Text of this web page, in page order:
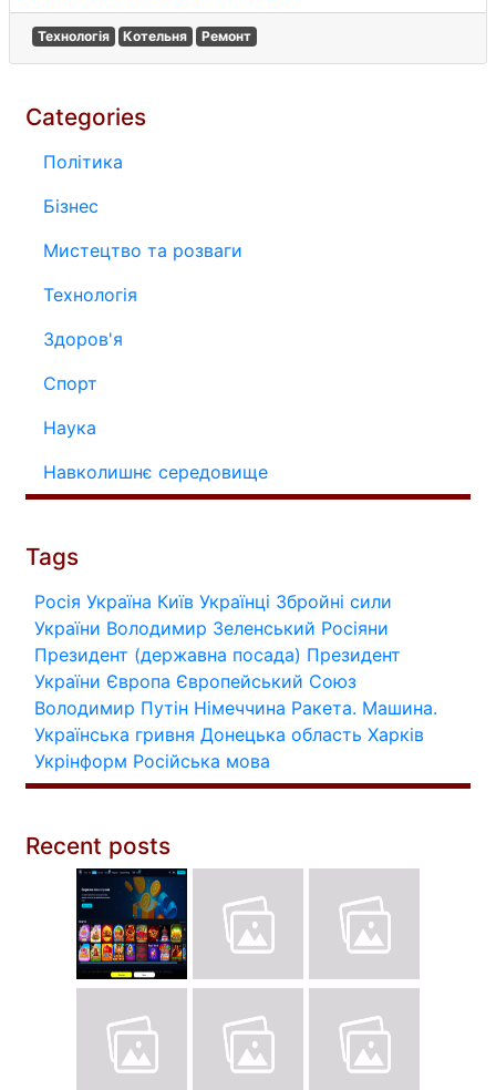
Технологія Котельня Ремонт
Categories
Політика
Бізнес
Мистецтво та розваги
Технологія
Здоров'я
Спорт
Наука
Навколишнє середовище
Tags
Росія Україна Київ Українці Збройні сили
України Володимир Зеленський Росіяни
Президент (державна посада) Президент
України Європа Європейський Союз
Володимир Путін Німеччина Ракета. Машина.
Українська гривня Донецька область Харків
Укрінформ Російська мова
Recent posts